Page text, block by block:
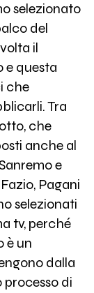
selezionato
del
il
e questa
che
Tra
che
anche al
e
Pagani
selezionati
tv, perché
è un
dalla
di